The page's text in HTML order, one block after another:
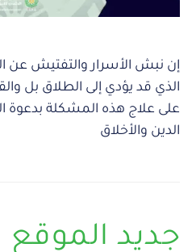
إن نبش الأسرار والتفتيش
الذي قد يؤدي إلى الطلاق بل
على علاج هذه المشكلة بدعوة
الدين والأخلاق
جديد الموقع